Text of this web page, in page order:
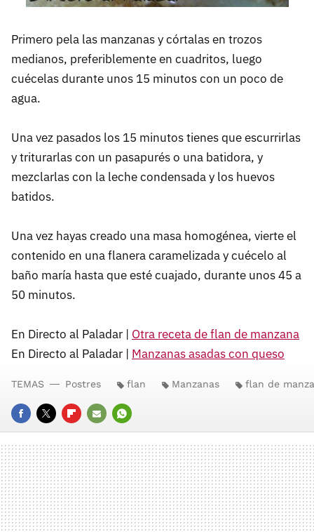
Primero pela las manzanas y córtalas en trozos
medianos, preferiblemente en cuadritos, luego
cuécelas durante unos 15 minutos con un poco de
agua.
Una vez pasados los 15 minutos tienes que escurrirlas
y triturarlas con un pasapurés o una batidora, y
mezclarlas con la leche condensada y los huevos
batidos.
Una vez hayas creado una masa homogénea, vierte el
contenido en una flanera caramelizada y cuécelo al
baño maría hasta que esté cuajado, durante unos 45 a
50 minutos.
En Directo al Paladar | Otra receta de flan de manzana
En Directo al Paladar | Manzanas asadas con queso
FACEBOOK
TWITTERFLIPBOARD
E-
MAIL
WHATSAPP
TEMAS Postres flan Manzanas flan de